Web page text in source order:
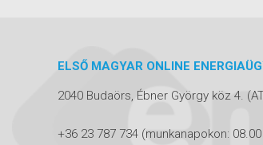
ELSŐ MAGYAR ONLINE
2040 Budaörs, Ébner György köz 4.
+36 23 787 734 (munkanapokon: